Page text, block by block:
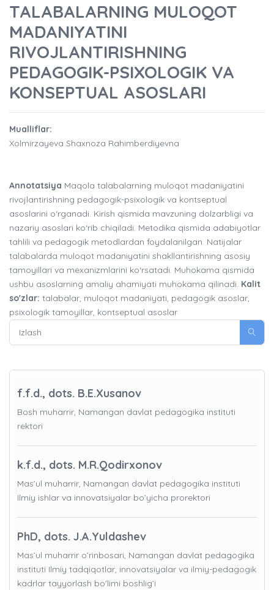
TALABALARNING MULOQOT
MADANIYATINI
RIVOJLANTIRISHNING
PEDAGOGIK-PSIXOLOGIK VA
KONSEPTUAL ASOSLARI
Mualliflar:
Xolmirzayeva Shaxnoza Rahimberdiyevna
Annotatsiya Maqola talabalarning muloqot madaniyatini
rivojlantirishning pedagogik-psixologik va kontseptual
asoslarini o‘rganadi. Kirish qismida mavzuning dolzarbligi va
nazariy asoslari ko‘rib chiqiladi. Metodika qismida adabiyotlar
tahlili va pedagogik metodlardan foydalanilgan. Natijalar
talabalarda muloqot madaniyatini shakllantirishning asosiy
tamoyillari va mexanizmlarini ko‘rsatadi. Muhokama qismida
ushbu asoslarning amaliy ahamiyati muhokama qilinadi. Kalit
so'zlar: talabalar, muloqot madaniyati, pedagogik asoslar,
psixologik tamoyillar, kontseptual asoslar
f.f.d., dots. B.E.Xusanov
Bosh muharrir, Namangan davlat pedagogika instituti
rektori
k.f.d., dots. M.R.Qodirxonov
Mas’ul muharrir, Namangan davlat pedagogika instituti
Ilmiy ishlar va innovatsiyalar bo’yicha prorektori
PhD, dots. J.A.Yuldashev
Mas’ul muharrir o’rinbosari, Namangan davlat pedagogika
instituti Ilmiy tadqiqotlar, innovatsiyalar va ilmiy-pedagogik
kadrlar tayyorlash bo'limi boshlig’i